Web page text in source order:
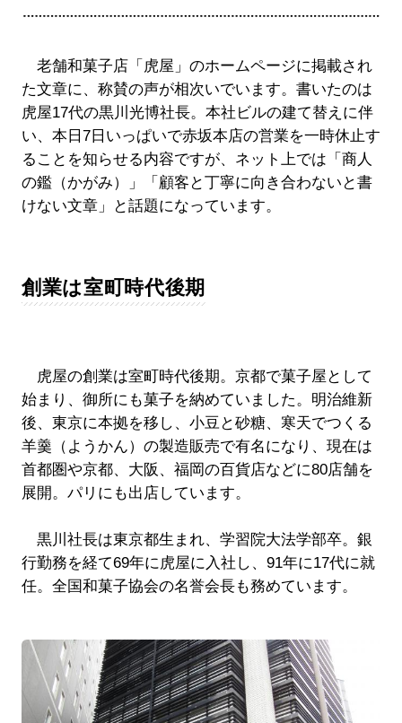
老舗和菓子店「虎屋」のホームページに掲載され
た文章に、称賛の声が相次いでいます。書いたのは
虎屋17代の黒川光博社長。本社ビルの建て替えに伴
い、本日7日いっぱいで赤坂本店の営業を一時休止す
ることを知らせる内容ですが、ネット上では「商人
の鑑（かがみ）」「顧客と丁寧に向き合わないと書
けない文章」と話題になっています。
創業は室町時代後期
虎屋の創業は室町時代後期。京都で菓子屋として
始まり、御所にも菓子を納めていました。明治維新
後、東京に本拠を移し、小豆と砂糖、寒天でつくる
羊羹（ようかん）の製造販売で有名になり、現在は
首都圏や京都、大阪、福岡の百貨店などに80店舗を
展開。パリにも出店しています。
黒川社長は東京都生まれ、学習院大法学部卒。銀
行勤務を経て69年に虎屋に入社し、91年に17代に就
任。全国和菓子協会の名誉会長も務めています。